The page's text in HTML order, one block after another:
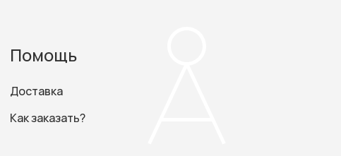
Помощь
Доставка
Как заказать?